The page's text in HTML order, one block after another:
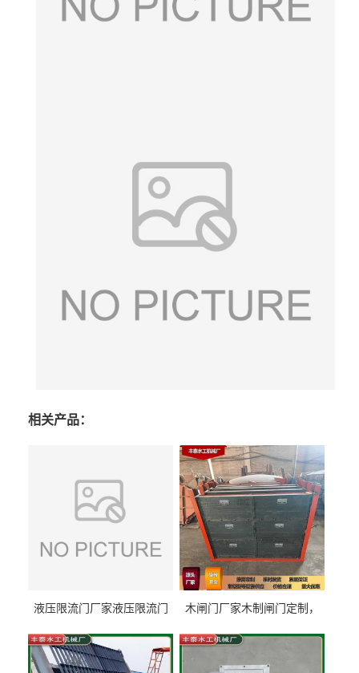
相关产品：
液压限流门厂家液压限流门
泰制造
木闸门厂家木制闸门定制，
型号齐全